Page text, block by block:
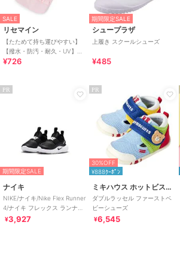
SALE
リセマイン
【たためて持ち運びやすい】
【撥水・防汚・耐久・UV】リ
ボン付きフリルシューズバッ
¥726
期間限定SALE
シュープラザ
上履き スクールシューズ
¥485
PR
期間限定SALE
ナイキ
NIKE/ナイキ/Nike Flex Runner
4/ナイキ フレックス ランナー
4¥3,927
PR
30%OFF
¥888ｸｰﾎﾟﾝ
ミキハウス ホットビスケッツ
ダブルラッセル ファーストベ
ビーシューズ
¥6,545